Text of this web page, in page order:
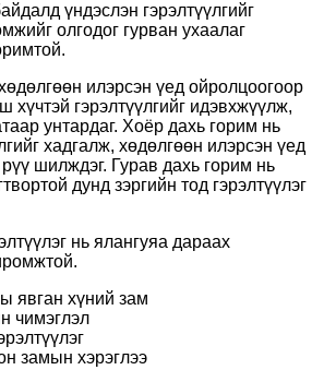
үндэслэн гэрэлтүүлгийг
олгодог гурван ухаалаг
илэрсэн үед ойролцоогоор
хүчтэй гэрэлтүүлгийг идэвхжүүлж,
унтардаг. Хоёр дахь горим нь
хадгалж, хөдөлгөөн илэрсэн үед
шилждэг. Гурав дахь горим нь
дунд зэргийн тод гэрэлтүүлэг
нь ялангуяа дараах
явган хүний ​​зам
чимэглэл
замын хэрэглээ